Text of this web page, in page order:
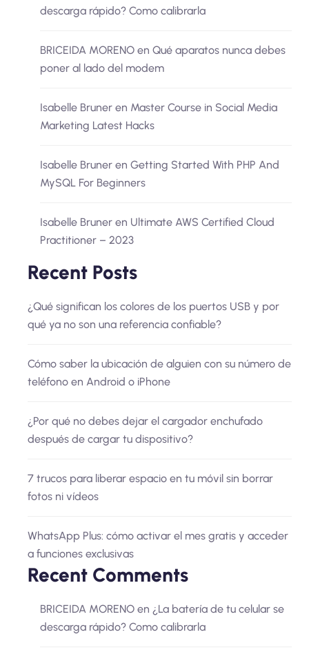
descarga rápido? Como calibrarla
BRICEIDA MORENO en Qué aparatos nunca debes
poner al lado del modem
Isabelle Bruner en Master Course in Social Media
Marketing Latest Hacks
Isabelle Bruner en Getting Started With PHP And
MySQL For Beginners
Isabelle Bruner en Ultimate AWS Certified Cloud
Practitioner – 2023
Recent Posts
¿Qué significan los colores de los puertos USB y por
qué ya no son una referencia confiable?
Cómo saber la ubicación de alguien con su número de
teléfono en Android o iPhone
¿Por qué no debes dejar el cargador enchufado
después de cargar tu dispositivo?
7 trucos para liberar espacio en tu móvil sin borrar
fotos ni vídeos
WhatsApp Plus: cómo activar el mes gratis y acceder
a funciones exclusivas
Recent Comments
BRICEIDA MORENO en ¿La batería de tu celular se
descarga rápido? Como calibrarla